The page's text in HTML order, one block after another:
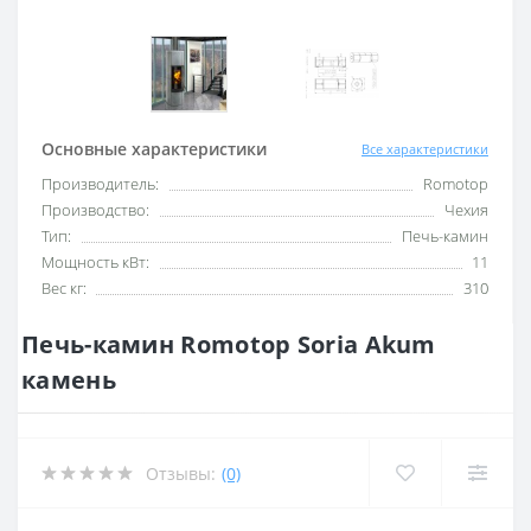
Основные характеристики Все характеристики
Производитель:
Romotop
Производство:
Чехия
Тип:
Печь-камин
Мощность кВт:
11
Вес кг:
310
Печь-камин Romotop Soria Akum
камень
Отзывы: (0)